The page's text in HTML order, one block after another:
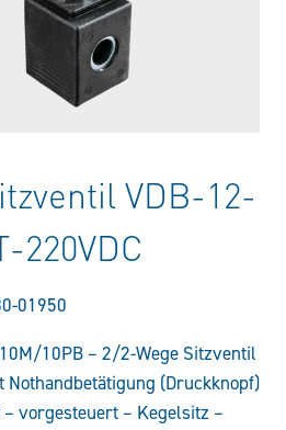
VDB-12-
220VDC
01950
10PB – 2/2-Wege Sitzventil
Nothandbetätigung (Druckknopf)
vorgesteuert – Kegelsitz –